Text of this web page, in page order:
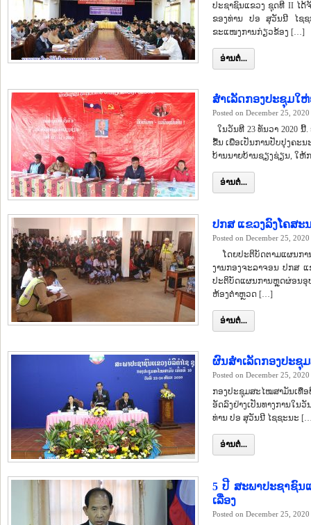
ປະຊາຊົນແຂວງ ຊຸດທີ II ໄດ້
ຂອງທ່ານ ປອ ສຸວັນນີ ໄຊຊ
ຂະແໜງການກ່ຽວຂ້ອງ […]
ອ່ານຕໍ່...
ສຳເລັດກອງປະຊຸມໃ
Posted on December 25, 2020
ໃນວັນທີ 23 ທັນວາ 2020
ຂື້ນ ເພື່ອເປັນການປັບປຸງຄະ
ບ້ານນາຍບ້ານຊຽງຊ່ຽນ, ໃ
ອ່ານຕໍ່...
ປກສ ແຂວງລົງໂຄສ
Posted on December 25, 2020
ໂດຍປະຕິບັດຕາມແຜນກາ
ງານກອງຈະລາຈອນ ປກສ ແ
ປະຕິບັດແຜນການຫຼຸດຜ່ອນອຸ
ຫ້ອງຕໍາຫຼວດ […]
ອ່ານຕໍ່...
ຜົນສຳເລັດກອງປະຊຸ
Posted on December 25, 2020
ກອງປະຊຸມສະໄໝສາມັນເທື່
ອັດລົງຢ່າງເປັນທາງການໃນ
ທ່ານ ປອ ສຸວັນນີ ໄຊຊະນະ
ອ່ານຕໍ່...
5 ປີ ສະພາປະຊາຊົນ
ເລື່ອງ
Posted on December 25, 2020